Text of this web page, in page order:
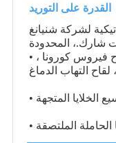
القدرة على التوريد
لشركة شنيانغ
• لقاح داء الكلب ، لقاح الحماق ، لقاح فيروس كورونا ،
الخلايا المتجهة
الحاملة الملتصقة